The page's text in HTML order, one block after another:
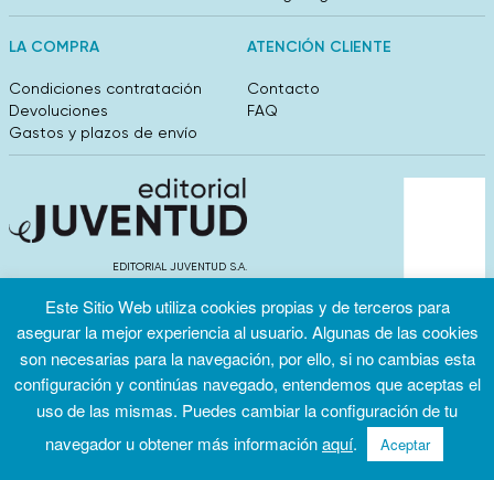
LA COMPRA
Condiciones contratación
Devoluciones
Gastos y plazos de envío
ATENCIÓN CLIENTE
Contacto
FAQ
EDITORIAL JUVENTUD S.A.
info@editorialjuventud.es
Condiciones
Política de
privacidad
Política de
Este Sitio Web utiliza cookies propias y de terceros para
asegurar la mejor experiencia al usuario. Algunas de las cookies
son necesarias para la navegación, por ello, si no cambias esta
configuración y continúas navegado, entendemos que aceptas el
uso de las mismas. Puedes cambiar la configuración de tu
navegador u obtener más informaciónaquí. Aceptar